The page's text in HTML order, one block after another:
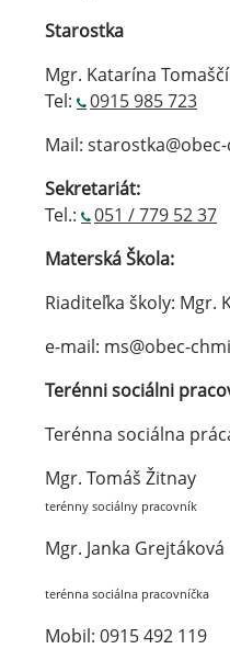
Starostka
Mgr. Katarína
Tel:
0915 985 723
Mail:
Sekretariát:
Tel.:
051 / 779 52 37
Materská Škola:
Riaditeľka školy: Mgr.
e-mail: ms@obec-
Terénni sociálni
Terénna sociálna
Mgr. Tomáš Žitnay
terénny sociálny pracovník
Mgr. Janka Grejtáková
terénna sociálna pracovníčka
Mobil: 0915 492 119